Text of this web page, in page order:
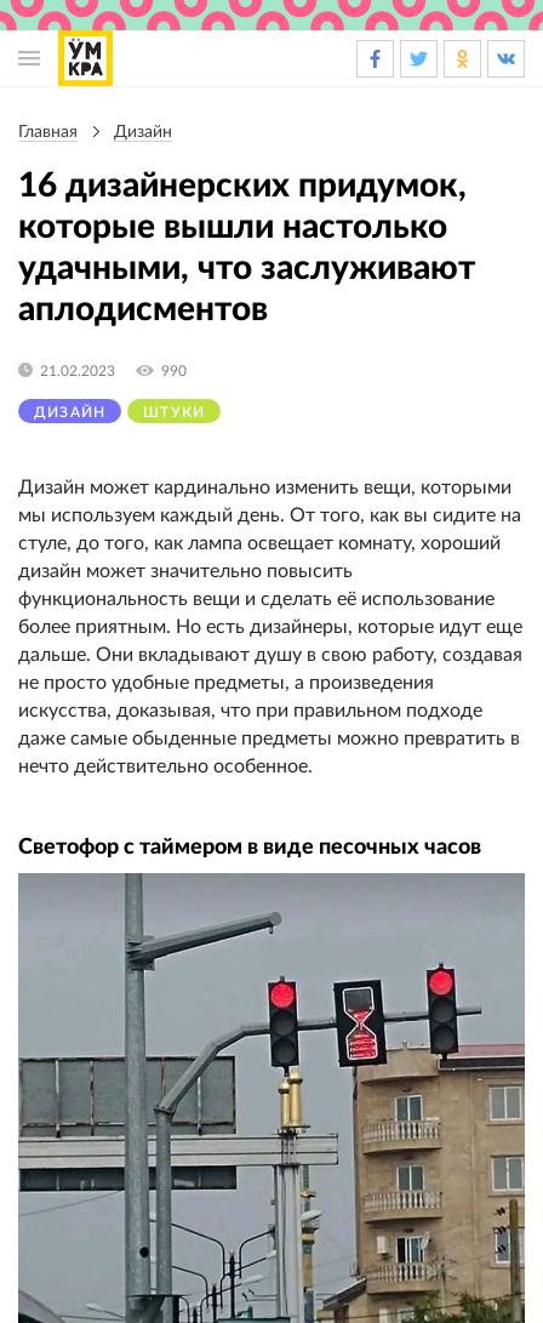
навигации
Главная Дизайн
16 дизайнерских придумок,
которые вышли настолько
удачными, что заслуживают
аплодисментов
ДИЗАЙН ШТУКИ
21.02.2023 990
Дизайн может кардинально изменить вещи, которыми
мы используем каждый день. От того, как вы сидите на
стуле, до того, как лампа освещает комнату, хороший
дизайн может значительно повысить
функциональность вещи и сделать её использование
более приятным. Но есть дизайнеры, которые идут еще
дальше. Они вкладывают душу в свою работу, создавая
не просто удобные предметы, а произведения
искусства, доказывая, что при правильном подходе
даже самые обыденные предметы можно превратить в
нечто действительно особенное.
Светофор с таймером в виде песочных часов